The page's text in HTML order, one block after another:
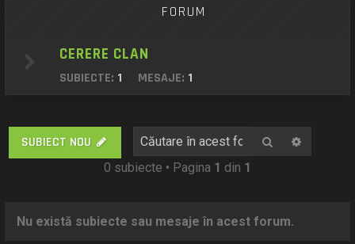
FORUM
CERERE CLAN
SUBIECTE: 1 MESAJE: 1
SUBIECT NOU Căutare
0 subiecte • Pagina 1 din 1
Nu există subiecte sau mesaje în acest forum.